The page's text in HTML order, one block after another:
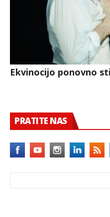
Ekvinocijo ponovno
PRATITE NAS